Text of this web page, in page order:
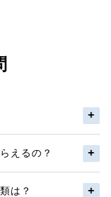
えるの？
は？